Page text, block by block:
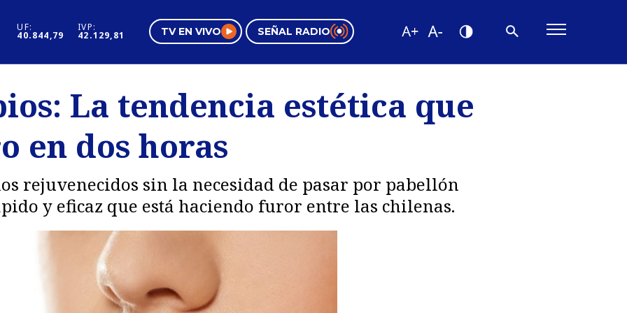
UF:
40.844,79
IVP:
42.129,81 TV EN VIVO SEÑAL RADIO
Negocios
Pura Mujer
Tendencias
La tendencia estética que
en dos horas
rejuvenecidos sin la necesidad de pasar por pabellón
y eficaz que está haciendo furor entre las chilenas.